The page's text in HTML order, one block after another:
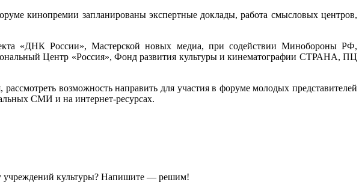
кинопремии запланированы экспертные доклады, работа смысловых центров,
«ДНК России», Мастерской новых медиа, при содействии Минобороны РФ,
Центр «Россия», Фонд развития культуры и кинематографии СТРАНА, ПЦ
возможность направить для участия в форуме молодых представителей
СМИ и на интернет-ресурсах.
культуры? Напишите — решим!